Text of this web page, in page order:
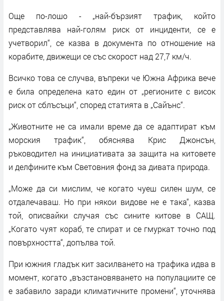
Още по-лошо - „най-бързият трафик, който
представлява най-голям риск от инциденти, се е
учетворил“, се казва в документа по отношение на
корабите, движещи се със скорост над 27,7 км/ч.
Всичко това се случва, въпреки че Южна Африка вече
е била определена като един от „регионите с висок
риск от сблъсъци“, според статията в „Сайънс“.
„Животните не са имали време да се адаптират към
морския трафик“, обяснява Крис Джонсън,
ръководител на инициативата за защита на китовете
и делфините към Световния фонд за дивата природа.
„Може да си мислим, че когато чуеш силен шум, се
отдалечаваш. Но при някои видове не е така“, казва
той, описвайки случая със сините китове в САЩ.
„Когато чуят кораб, те спират и се гмуркат точно под
повърхността“, допълва той.
При южния гладък кит засилването на трафика идва в
момент, когато „възстановяването на популациите се
е забавило заради климатичните промени“, уточнява